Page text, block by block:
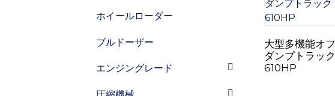
ホイールローダー
ブルドーザー
エンジングレード
大型多機能オ
ダンプトラッ
610HP